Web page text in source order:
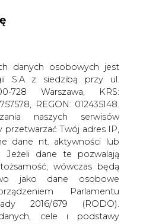
TEKSTU A A
ZALOGUJ SIĘ
danych osobowych jest
S.A z siedzibą przy ul.
728 Warszawa, KRS:
REGON: 012435148.
naszych serwisów
Twój adres IP,
dane nt. aktywności lub
Jeżeli dane te pozwalają
wówczas będą
jako dane osobowe
Parlamentu
2016/679 (RODO).
cele i podstawy